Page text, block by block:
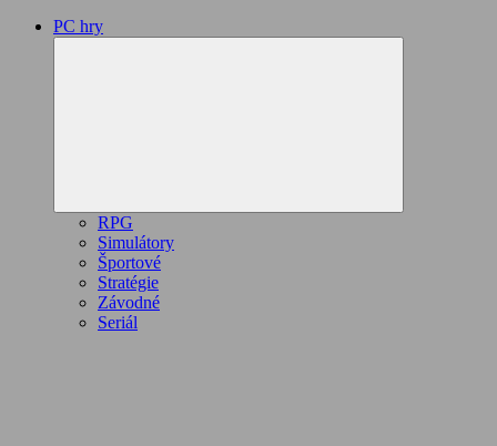
PC hry
RPG
Simulátory
Športové
Stratégie
Závodné
Seriál